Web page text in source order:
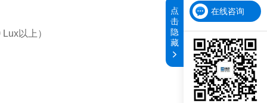
以上）
在线咨询
点
击
隐
藏